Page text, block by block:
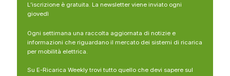
L’iscrizione è gratuita. La newsletter viene inviato ogni
giovedì
Ogni settimana una raccolta aggiornata di notizie e
informazioni che riguardano il mercato dei sistemi di ricarica
per mobilità elettrica.
Su E-Ricarica Weekly trovi tutto quello che devi sapere sul